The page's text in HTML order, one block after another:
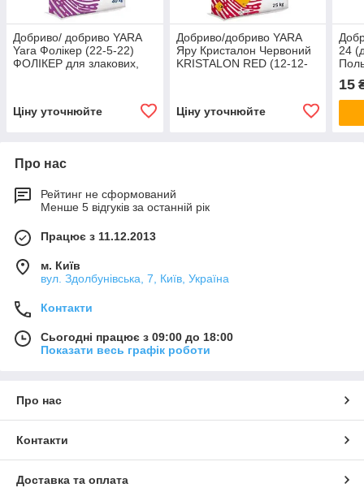
Добриво/ добриво YARA
Yara Фолікер (22-5-22)
ФОЛІКЕР для злакових,
Ціну уточнюйте
Добриво/добриво YARA
Яру Кристалон Червоний
KRISTALON RED (12-12-
Ціну уточнюйте
24
15
Про нас
Рейтинг не сформований
Менше 5 відгуків за останній рік
Працює з 11.12.2013
м. Київ
вул. Здолбунівська, 7, Київ, Україна
Контакти
Сьогодні працює з 09:00 до 18:00
Показати весь графік роботи
Про нас
Контакти
Доставка та оплата